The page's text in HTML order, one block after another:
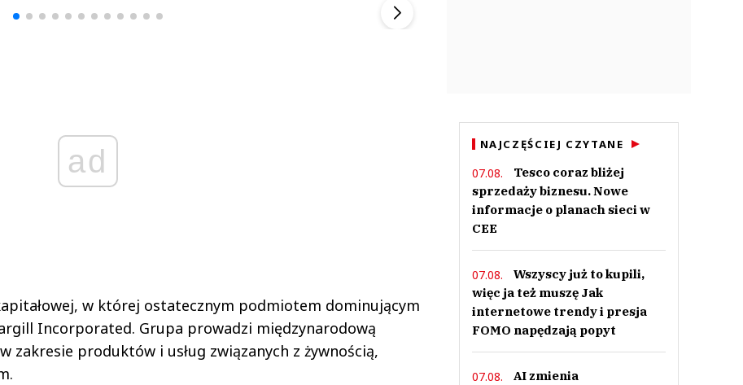
ad
w której ostatecznym podmiotem dominującym
Incorporated. Grupa prowadzi międzynarodową
zakresie produktów i usług związanych z żywnością,
NAJCZĘŚCIEJ CZYTANE
07.08.
Tesco coraz bliżej
sprzedaży biznesu. Nowe
informacje o planach sieci w
CEE
07.08.
Wszyscy już to kupili,
więc ja też muszę Jak
internetowe trendy i presja
FOMO napędzają popyt
07.08.
AI zmienia